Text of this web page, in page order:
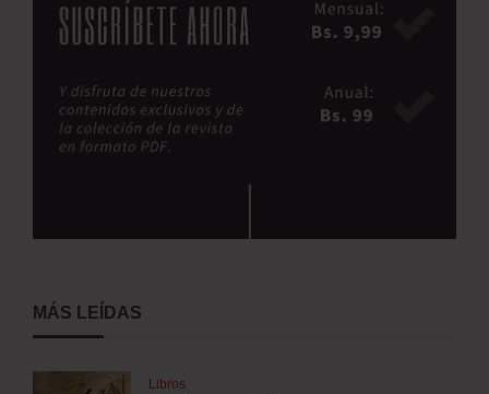
MÁS LEÍDAS
Libros